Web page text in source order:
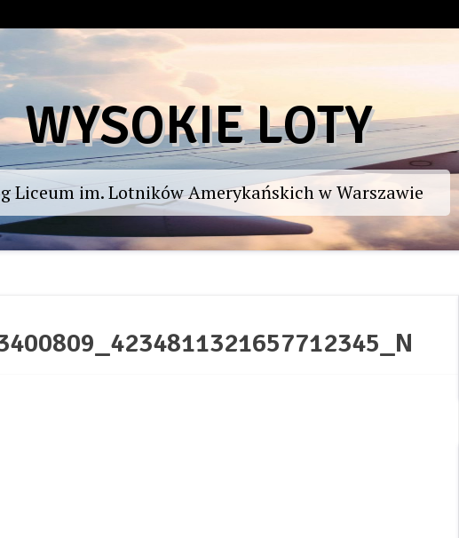
WYSOKIE LOTY
Liceum im. Lotników Amerykańskich w Warszawie